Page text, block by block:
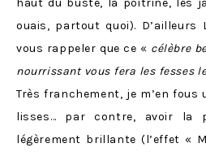
haut du buste, la poitrine, les
ouais, partout quoi). D’ailleurs
vous rappeler que ce « célèbre
nourrissant vous fera les fesses
Très franchement, je m’en fous
lisses… par contre, avoir la
légèrement brillante (l’effet «